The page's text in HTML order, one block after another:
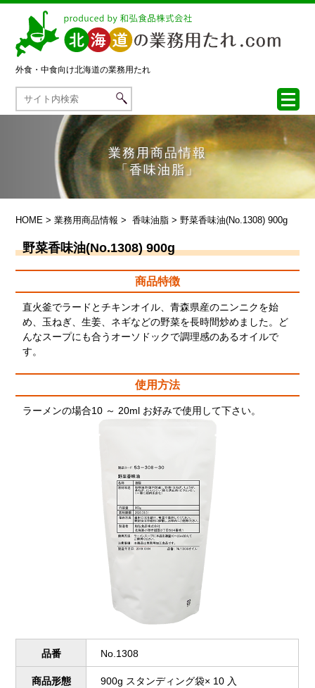
外食・中食向け北海道の業務用たれ
業務用商品情報
「香味油脂」
HOME >業務用商品情報 >香味油脂 > 野菜香味油(No.1308) 900g
野菜香味油(No.1308) 900g
商品特徴
直火釜でラードとチキンオイル、青森県産のニンニクを始
め、玉ねぎ、生姜、ネギなどの野菜を長時間炒めました。ど
んなスープにも合うオーソドックで調理感のあるオイルで
す。
使用方法
ラーメンの場合10 ～ 20ml お好みで使用して下さい。
品番 No.1308
商品形態 900g スタンディング袋× 10 入